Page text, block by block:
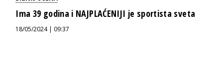
Ima 39 godina i NAJPLAĆENIJI je sportista sveta
18/05/2024 | 09:37